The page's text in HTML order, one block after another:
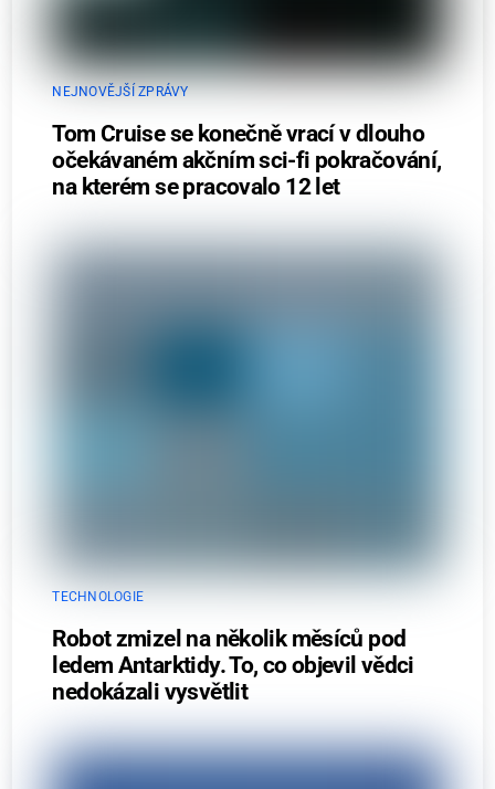
NEJNOVĚJŠÍ ZPRÁVY
Tom Cruise se konečně vrací v dlouho
očekávaném akčním sci-fi pokračování,
na kterém se pracovalo 12 let
TECHNOLOGIE
Robot zmizel na několik měsíců pod
ledem Antarktidy. To, co objevil vědci
nedokázali vysvětlit